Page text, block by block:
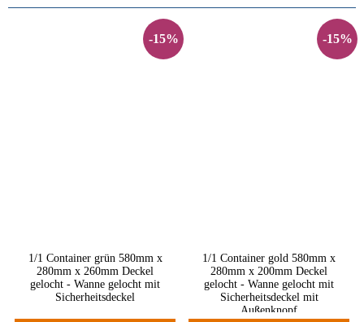
-15%
1/1 Container grün 580mm x
280mm x 260mm Deckel
gelocht - Wanne gelocht mit
Sicherheitsdeckel
-15%
1/1 Container gold 580mm x
280mm x 200mm Deckel
gelocht - Wanne gelocht mit
Sicherheitsdeckel mit
Außenknopf